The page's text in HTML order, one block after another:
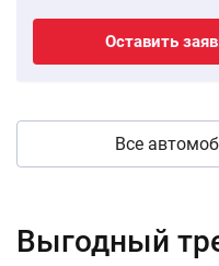
Оставить
Все
Выгодный